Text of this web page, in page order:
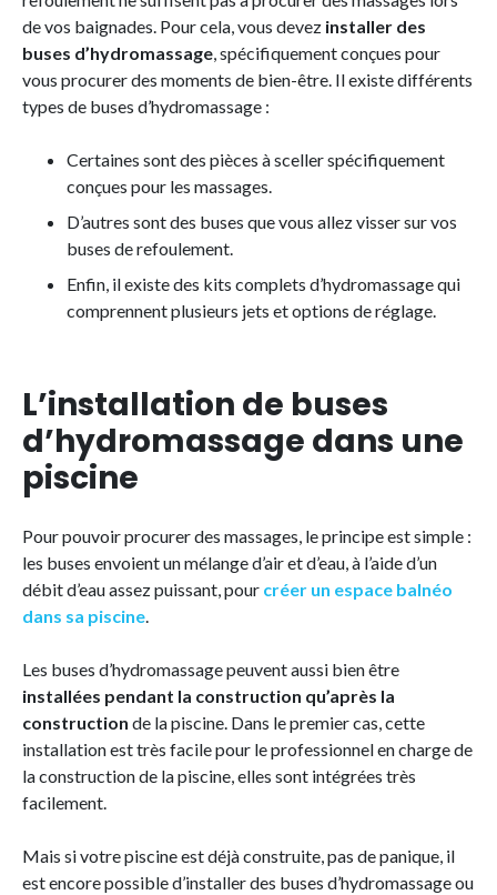
de vos baignades. Pour cela, vous devez installer des
buses d’hydromassage, spécifiquement conçues pour
vous procurer des moments de bien-être. Il existe différents
types de buses d’hydromassage :
Certaines sont des pièces à sceller spécifiquement
conçues pour les massages.
D’autres sont des buses que vous allez visser sur vos
buses de refoulement.
Enfin, il existe des kits complets d’hydromassage qui
comprennent plusieurs jets et options de réglage.
L’installation de buses
d’hydromassage dans une
piscine
Pour pouvoir procurer des massages, le principe est simple :
les buses envoient un mélange d’air et d’eau, à l’aide d’un
débit d’eau assez puissant, pour créer un espace balnéo
dans sa piscine.
Les buses d’hydromassage peuvent aussi bien être
installées pendant la construction qu’après la
construction de la piscine. Dans le premier cas, cette
installation est très facile pour le professionnel en charge de
la construction de la piscine, elles sont intégrées très
facilement.
Mais si votre piscine est déjà construite, pas de panique, il
est encore possible d’installer des buses d’hydromassage ou